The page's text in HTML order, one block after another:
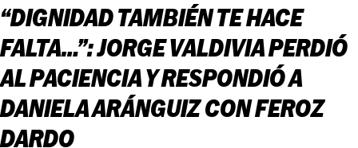
“DIGNIDAD TAMBIÉN TE HACE
FALTA…”: JORGE VALDIVIA PERDIÓ
AL PACIENCIA Y RESPONDIÓ A
DANIELA ARÁNGUIZ CON FEROZ
DARDO